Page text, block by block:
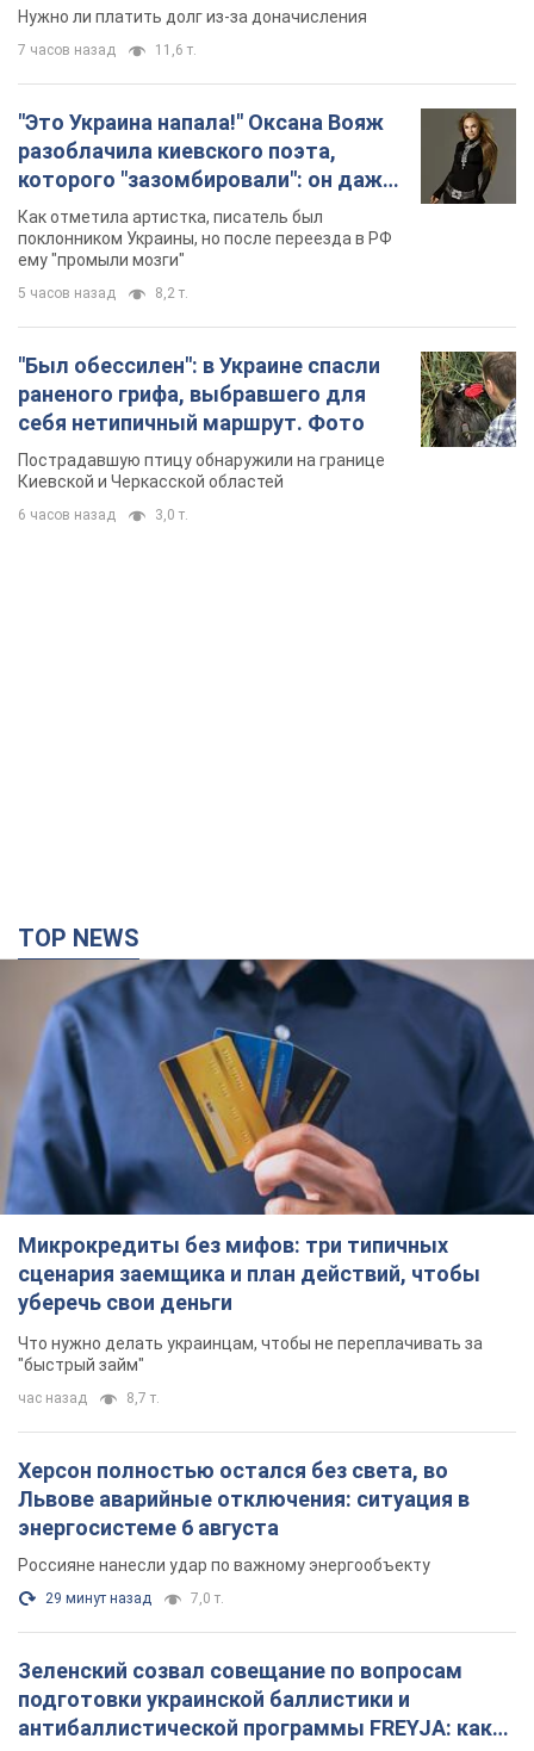
Нужно ли платить долг из-за доначисления
7 часов назад 11,6 т.
"Это Украина напала!" Оксана Вояж
разоблачила киевского поэта,
которого "зазомбировали": он даже
русского не знал, а теперь хочет
геноцида украинцев
Как отметила артистка, писатель был
поклонником Украины, но после переезда в РФ
ему "промыли мозги"
5 часов назад 8,2 т.
"Был обессилен": в Украине спасли
раненого грифа, выбравшего для
себя нетипичный маршрут. Фото
Пострадавшую птицу обнаружили на границе
Киевской и Черкасской областей
6 часов назад 3,0 т.
TOP NEWS
Микрокредиты без мифов: три типичных
сценария заемщика и план действий, чтобы
уберечь свои деньги
Что нужно делать украинцам, чтобы не переплачивать за
"быстрый займ"
час назад 8,7 т.
Херсон полностью остался без света, во
Львове аварийные отключения: ситуация в
энергосистеме 6 августа
Россияне нанесли удар по важному энергообъекту
29 минут назад 7,0 т.
Зеленский созвал совещание по вопросам
подготовки украинской баллистики и
антибаллистической программы FREYJA: какие